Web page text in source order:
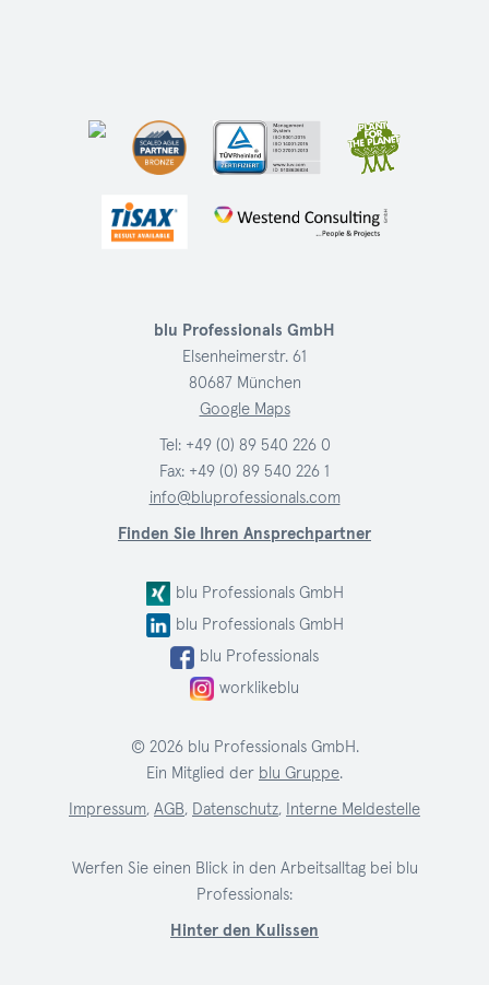
blu Professionals GmbH
Elsenheimerstr. 61
80687 München
Google Maps
Tel: +49 (0) 89 540 226 0
Fax: +49 (0) 89 540 226 1
info@bluprofessionals.com
Finden Sie Ihren Ansprechpartner
blu Professionals GmbH
blu Professionals GmbH
blu Professionals
worklikeblu
© 2026 blu Professionals GmbH.
Ein Mitglied der blu Gruppe.
Impressum, AGB, Datenschutz, Interne Meldestelle
Werfen Sie einen Blick in den Arbeitsalltag bei blu
Professionals:
Hinter den Kulissen